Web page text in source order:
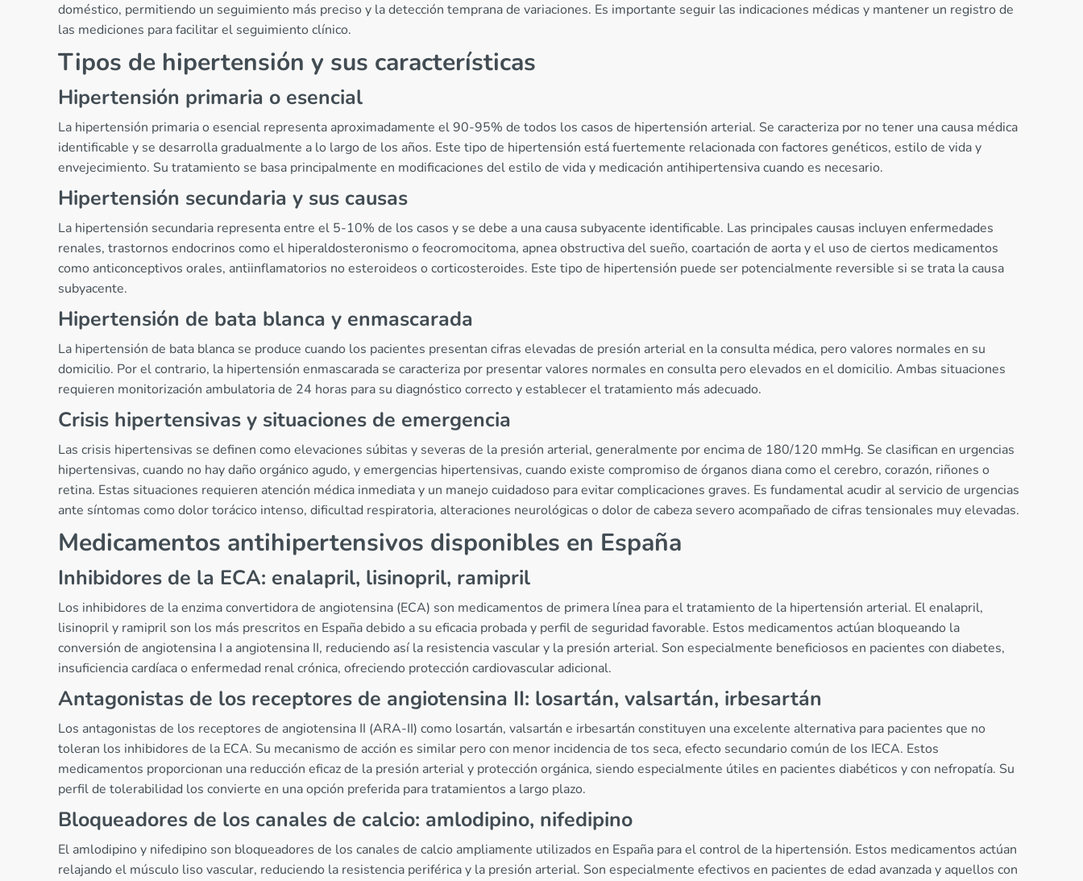
doméstico, permitiendo un seguimiento más preciso y la detección temprana de variaciones. Es importante seguir las indicaciones médicas y mantener un registro de
las mediciones para facilitar el seguimiento clínico.
Tipos de hipertensión y sus características
Hipertensión primaria o esencial
La hipertensión primaria o esencial representa aproximadamente el 90-95% de todos los casos de hipertensión arterial. Se caracteriza por no tener una causa médica
identificable y se desarrolla gradualmente a lo largo de los años. Este tipo de hipertensión está fuertemente relacionada con factores genéticos, estilo de vida y
envejecimiento. Su tratamiento se basa principalmente en modificaciones del estilo de vida y medicación antihipertensiva cuando es necesario.
Hipertensión secundaria y sus causas
La hipertensión secundaria representa entre el 5-10% de los casos y se debe a una causa subyacente identificable. Las principales causas incluyen enfermedades
renales, trastornos endocrinos como el hiperaldosteronismo o feocromocitoma, apnea obstructiva del sueño, coartación de aorta y el uso de ciertos medicamentos
como anticonceptivos orales, antiinflamatorios no esteroideos o corticosteroides. Este tipo de hipertensión puede ser potencialmente reversible si se trata la causa
subyacente.
Hipertensión de bata blanca y enmascarada
La hipertensión de bata blanca se produce cuando los pacientes presentan cifras elevadas de presión arterial en la consulta médica, pero valores normales en su
domicilio. Por el contrario, la hipertensión enmascarada se caracteriza por presentar valores normales en consulta pero elevados en el domicilio. Ambas situaciones
requieren monitorización ambulatoria de 24 horas para su diagnóstico correcto y establecer el tratamiento más adecuado.
Crisis hipertensivas y situaciones de emergencia
Las crisis hipertensivas se definen como elevaciones súbitas y severas de la presión arterial, generalmente por encima de 180/120 mmHg. Se clasifican en urgencias
hipertensivas, cuando no hay daño orgánico agudo, y emergencias hipertensivas, cuando existe compromiso de órganos diana como el cerebro, corazón, riñones o
retina. Estas situaciones requieren atención médica inmediata y un manejo cuidadoso para evitar complicaciones graves. Es fundamental acudir al servicio de urgencias
ante síntomas como dolor torácico intenso, dificultad respiratoria, alteraciones neurológicas o dolor de cabeza severo acompañado de cifras tensionales muy elevadas.
Medicamentos antihipertensivos disponibles en España
Inhibidores de la ECA: enalapril, lisinopril, ramipril
Los inhibidores de la enzima convertidora de angiotensina (ECA) son medicamentos de primera línea para el tratamiento de la hipertensión arterial. El enalapril,
lisinopril y ramipril son los más prescritos en España debido a su eficacia probada y perfil de seguridad favorable. Estos medicamentos actúan bloqueando la
conversión de angiotensina I a angiotensina II, reduciendo así la resistencia vascular y la presión arterial. Son especialmente beneficiosos en pacientes con diabetes,
insuficiencia cardíaca o enfermedad renal crónica, ofreciendo protección cardiovascular adicional.
Antagonistas de los receptores de angiotensina II: losartán, valsartán, irbesartán
Los antagonistas de los receptores de angiotensina II (ARA-II) como losartán, valsartán e irbesartán constituyen una excelente alternativa para pacientes que no
toleran los inhibidores de la ECA. Su mecanismo de acción es similar pero con menor incidencia de tos seca, efecto secundario común de los IECA. Estos
medicamentos proporcionan una reducción eficaz de la presión arterial y protección orgánica, siendo especialmente útiles en pacientes diabéticos y con nefropatía. Su
perfil de tolerabilidad los convierte en una opción preferida para tratamientos a largo plazo.
Bloqueadores de los canales de calcio: amlodipino, nifedipino
El amlodipino y nifedipino son bloqueadores de los canales de calcio ampliamente utilizados en España para el control de la hipertensión. Estos medicamentos actúan
relajando el músculo liso vascular, reduciendo la resistencia periférica y la presión arterial. Son especialmente efectivos en pacientes de edad avanzada y aquellos con